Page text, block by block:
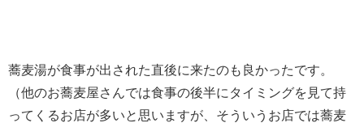
蕎麦湯が食事が出された直後に来たのも良かったです。
（他のお蕎麦屋さんでは食事の後半にタイミングを見て持
ってくるお店が多いと思いますが、そういうお店では蕎麦